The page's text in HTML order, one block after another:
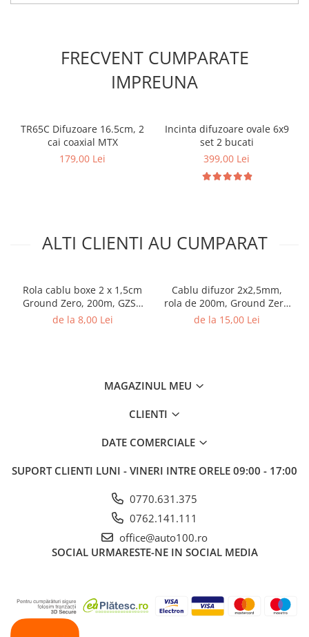
FRECVENT CUMPARATE
IMPREUNA
TR65C Difuzoare 16.5cm, 2
cai coaxial MTX
179,00 Lei
Incinta difuzoare ovale 6x9
set 2 bucati
399,00 Lei
ALTI CLIENTI AU CUMPARAT
Rola cablu boxe 2 x 1,5cm
Ground Zero, 200m, GZSC
2-1.5x
de la 8,00 Lei
Cablu difuzor 2x2,5mm,
rola de 200m, Ground Zero
GZSC 2-2,50X
de la 15,00 Lei
MAGAZINUL MEU
CLIENTI
DATE COMERCIALE
SUPORT CLIENTI LUNI - VINERI INTRE ORELE 09:00 - 17:00
0770.631.375
0762.141.111
office@auto100.ro
SOCIAL URMARESTE-NE IN SOCIAL MEDIA